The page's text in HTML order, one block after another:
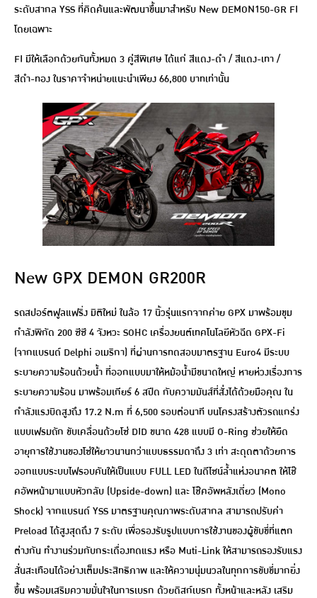
ระดับสากล YSS ที่คิดค้นและพัฒนาขึ้นมาสำหรับ New DEMON150-GR FI
โดยเฉพาะ
FI มีให้เลือกด้วยกันทั้งหมด 3 คู่สีพิเศษ ได้แก่ สีแดง-ดำ / สีแดง-เทา /
สีดำ-ทอง ในราคาจำหน่ายแนะนำเพียง 66,800 บาทเท่านั้น
New GPX DEMON GR200R
รถสปอร์ตฟูลแฟริ่ง มิติใหม่ ในล้อ 17 นิ้วรุ่นแรกจากค่าย GPX มาพร้อมขุม
กำลังพิกัด 200 ซีซี 4 จังหวะ SOHC เครื่องยนต์เทคโนโลยีหัวฉีด GPX-Fi
(จากแบรนด์ Delphi อเมริกา) ที่ผ่านการทดสอบมาตรฐาน Euro4 มีระบบ
ระบายความร้อนด้วยน้ำ ที่ออกแบบมาให้หม้อน้ำมีขนาดใหญ่ หายห่วงเรื่องการ
ระบายความร้อน มาพร้อมเกียร์ 6 สปีด กับความมันส์ที่สั่งได้ด้วยมือคุณ ใน
กำลังแรงบิดสูงถึง 17.2 N.m ที่ 6,500 รอบต่อนาที บนโครงสร้างตัวรถแกร่ง
แบบเฟรมถัก ขับเคลื่อนด้วยโซ่ DID ขนาด 428 แบบมี O-Ring ช่วยให้ยืด
อายุการใช้งานของโซ่ให้ยาวนานกว่าแบบธรรมดาถึง 3 เท่า สะดุดตาด้วยการ
ออกแบบระบบไฟรอบคันให้เป็นแบบ FULL LED ในดีไซน์ล้ำแห่งอนาคต ให้โช๊
คอัพหน้ามาแบบหัวกลับ (Upside-down) และ โช๊คอัพหลังเดี่ยว (Mono
Shock) จากแบรนด์ YSS มาตรฐานคุณภาพระดับสากล สามารถปรับค่า
Preload ได้สูงสุดถึง 7 ระดับ เพื่อรองรับรูปแบบการใช้งานของผู้ขับขี่ที่แตก
ต่างกัน ทำงานร่วมกับกระเดื่องทดแรง หรือ Muti-Link ให้สามารถรองรับแรง
สั่นสะเทือนได้อย่างเต็มประสิทธิภาพ และให้ความนุ่มนวลในทุกการขับขี่มากยิ่ง
ขึ้น พร้อมเสริมความมั่นใจในการเบรก ด้วยดิสก์เบรก ทั้งหน้าและหลัง เสริม